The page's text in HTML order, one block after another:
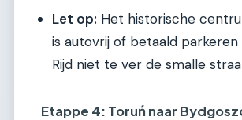
Let op: Het historische
is autovrij of betaald parkeren
Rijd niet te ver de smalle
Etappe 4: Toruń naar